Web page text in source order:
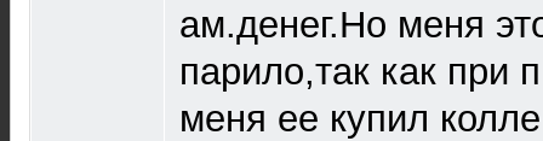
ам.денег.Но меня
парило,так как при
меня ее купил